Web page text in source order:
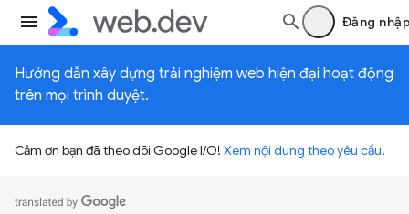
Đăng
Hướng dẫn xây dựng trải nghiệm web hiện đại hoạt động
trên mọi trình duyệt.
Cảm ơn bạn đã theo dõi Google I/O! Xem nội dung theo yêu cầu.